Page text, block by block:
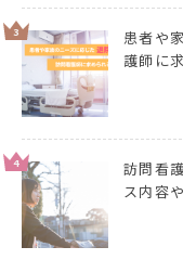
3
患者や
護師に
4
訪問看
ス内容